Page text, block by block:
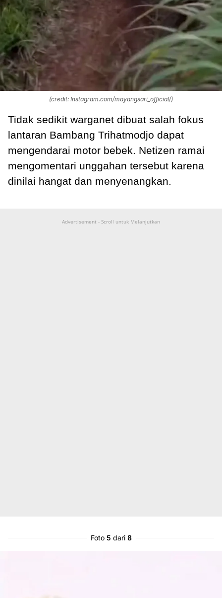
(credit: Instagram.com/mayangsari_official/)
Tidak sedikit warganet dibuat salah fokus
lantaran Bambang Trihatmodjo dapat
mengendarai motor bebek. Netizen ramai
mengomentari unggahan tersebut karena
dinilai hangat dan menyenangkan.
Advertisement - Scroll untuk Melanjutkan
Foto 5 dari 8